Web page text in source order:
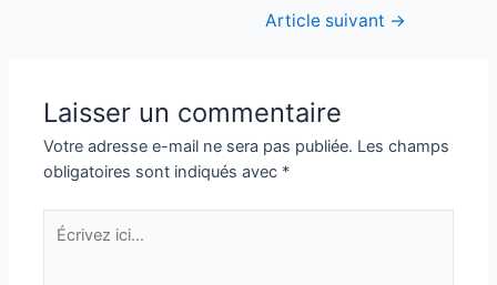
Article suivant →
Laisser un commentaire
Votre adresse e-mail ne sera pas publiée. Les champs
obligatoires sont indiqués avec *